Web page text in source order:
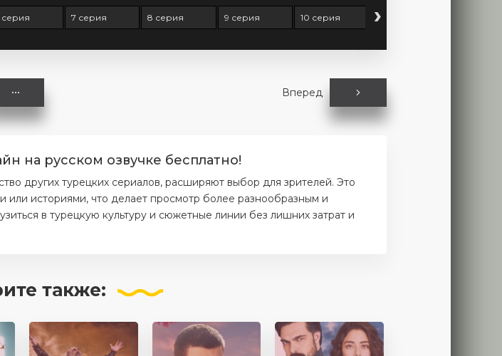
серия 7 серия 8 серия 9 серия 10 серия 11 серия
›
Вперед
на русском озвучке бесплатно!
других турецких сериалов, расширяют выбор для зрителей. Это
или историями, что делает просмотр более разнообразным и
в турецкую культуру и сюжетные линии без лишних затрат и
также: